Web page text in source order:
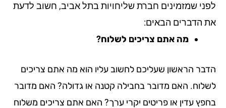
שמזמינים חברת שליחויות בתל אביב, חשוב לדעת
הדברים הבאים:
מה אתם צריכים לשלוח?
הראשון שעליכם לחשוב עליו הוא מה אתם צריכים
האם מדובר בחבילה קטנה או גדולה? האם מדובר
עדין או פריטים יקרי ערך? האם אתם צריכים משלוח